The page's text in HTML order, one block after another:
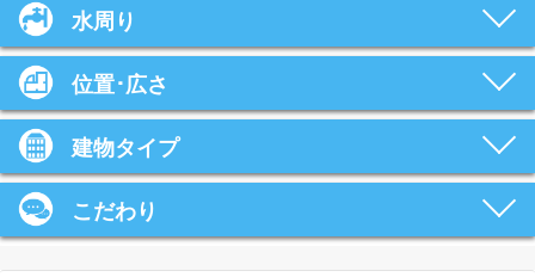
水周り
位置･広さ
建物タイプ
こだわり